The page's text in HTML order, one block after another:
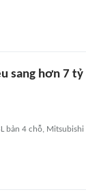
sang hơn 7
bản 4 chỗ,